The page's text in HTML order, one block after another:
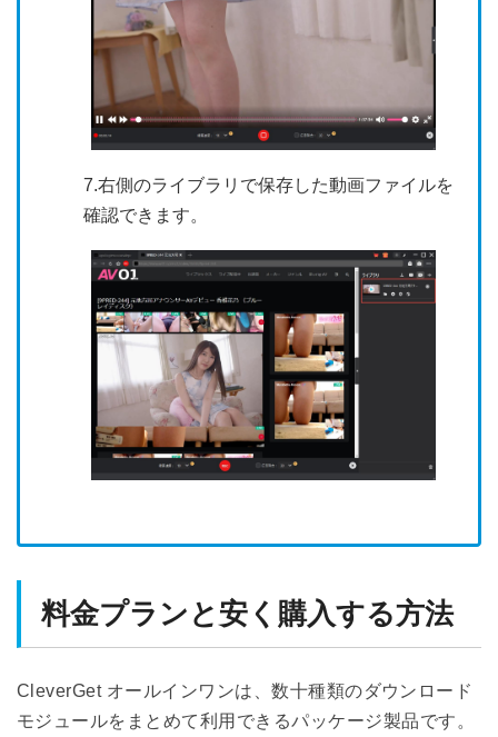
7.右側のライブラリで保存した動画ファイルを
確認できます。
料金プランと安く購入する方法
CleverGet オールインワンは、数十種類のダウンロード
モジュールをまとめて利用できるパッケージ製品です。